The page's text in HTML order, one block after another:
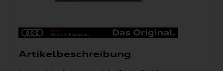
Artikelbeschreibung